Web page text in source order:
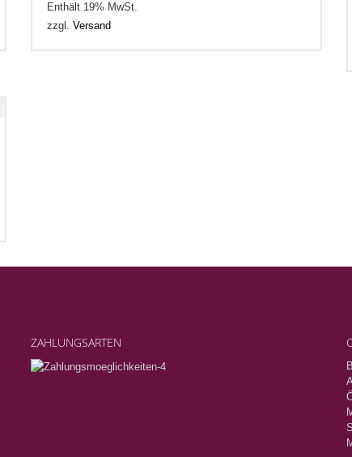
Enthält 19% MwSt.
zzgl. Versand
ZAHLUNGSARTEN